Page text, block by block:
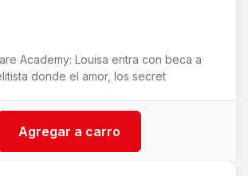
Academy: Louisa entra con beca a
donde el amor, los secret
Agregar a carro